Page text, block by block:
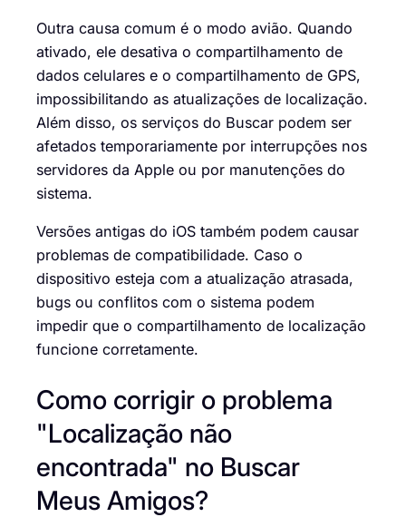
Outra causa comum é o modo avião. Quando
ativado, ele desativa o compartilhamento de
dados celulares e o compartilhamento de GPS,
impossibilitando as atualizações de localização.
Além disso, os serviços do Buscar podem ser
afetados temporariamente por interrupções nos
servidores da Apple ou por manutenções do
sistema.
Versões antigas do iOS também podem causar
problemas de compatibilidade. Caso o
dispositivo esteja com a atualização atrasada,
bugs ou conflitos com o sistema podem
impedir que o compartilhamento de localização
funcione corretamente.
Como corrigir o problema
"Localização não
encontrada" no Buscar
Meus Amigos?